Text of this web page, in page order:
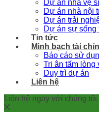
Dự án nhà vệ
Dự án nhà nội
Dự án trải
Dự án sự sống
Tin tức
Minh bạch tài
Báo cáo sử
Tri ân tấm lòng
Duy trì dự án
Liên hệ
Liên hệ ngay với chúng tôi